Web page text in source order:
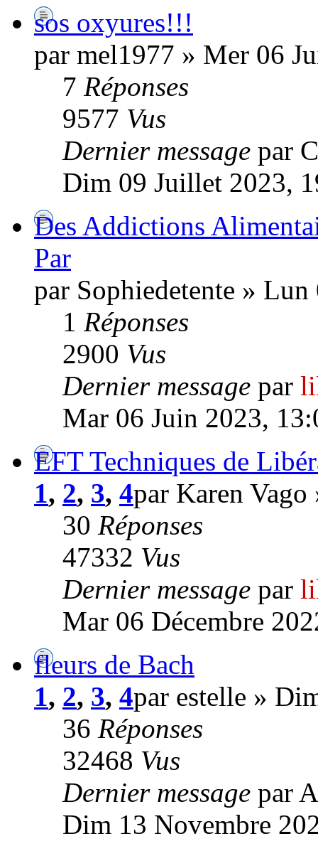
sos oxyures!!!
par mel1977 » Mer 06
7 Réponses
9577 Vus
Dernier message par
Dim 09 Juillet 2023,
Des Addictions
Par
par Sophiedetente »
1 Réponses
2900 Vus
Dernier message par
Mar 06 Juin 2023,
EFT Techniques de
1, 2, 3, 4par Karen
30 Réponses
47332 Vus
Dernier message par
Mar 06 Décembre
fleurs de Bach
1, 2, 3, 4par estelle »
36 Réponses
32468 Vus
Dernier message par
Dim 13 Novembre